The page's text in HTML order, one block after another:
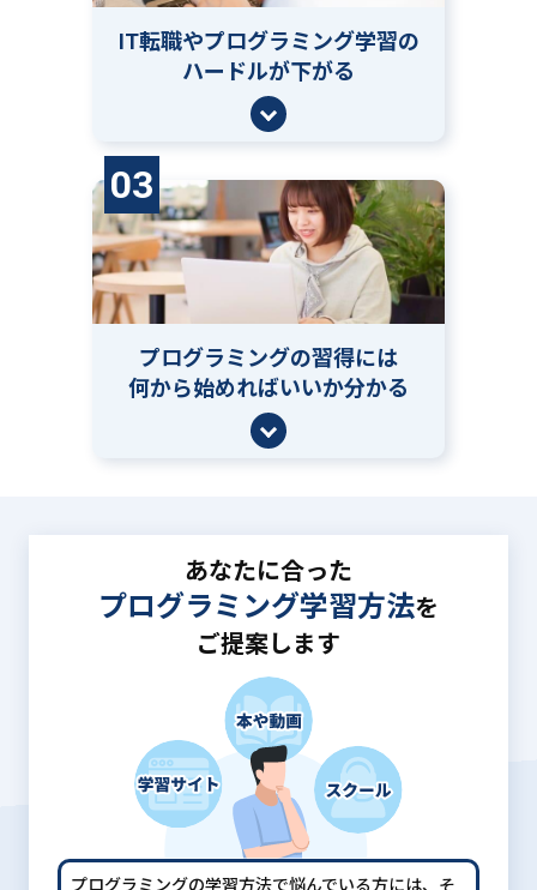
IT転職やプログラミング学習の
ハードルが下がる
03
プログラミングの習得には
何から始めればいいか分かる
あなたに合った
プログラミング学習方法を
ご提案します
プログラミングの学習方法で悩んでいる方には、 そ